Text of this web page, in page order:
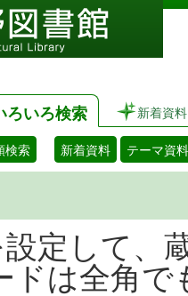
ろいろ検索 新着資料
検索 新着資料 テーマ資料
定して、
ドは全角